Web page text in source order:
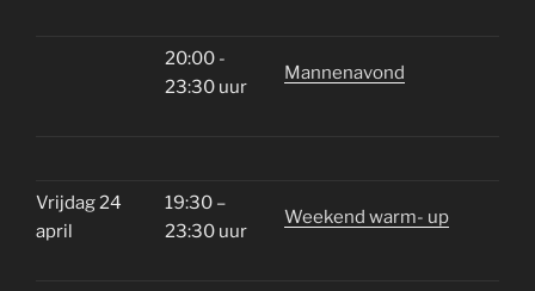
20:00 -
23:30 uur
Mannenavond
Vrijdag 24
april
19:30 –
23:30 uur
Weekend warm- up